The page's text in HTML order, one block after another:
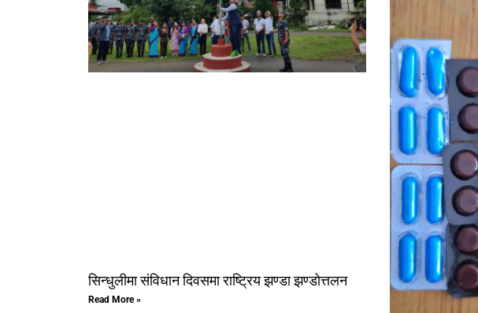
सिन्धुलीमा संविधान दिवसमा राष्ट्रिय झण्डा झण्डोत्तलन
Read More »